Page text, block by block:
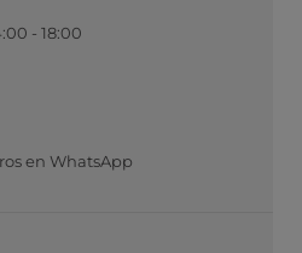
- 18:00
en WhatsApp